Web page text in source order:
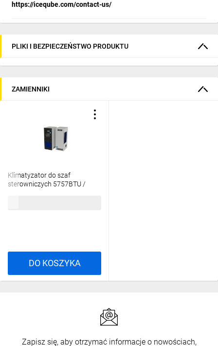
https://iceqube.com/contact-us/
PLIKI I BEZPIECZEŃSTWO PRODUKTU
ZAMIENNIKI
Klimatyzator do szaf
sterowniczych 5757BTU /
DO KOSZYKA
Zapisz się, aby otrzymać informacje o nowościach,